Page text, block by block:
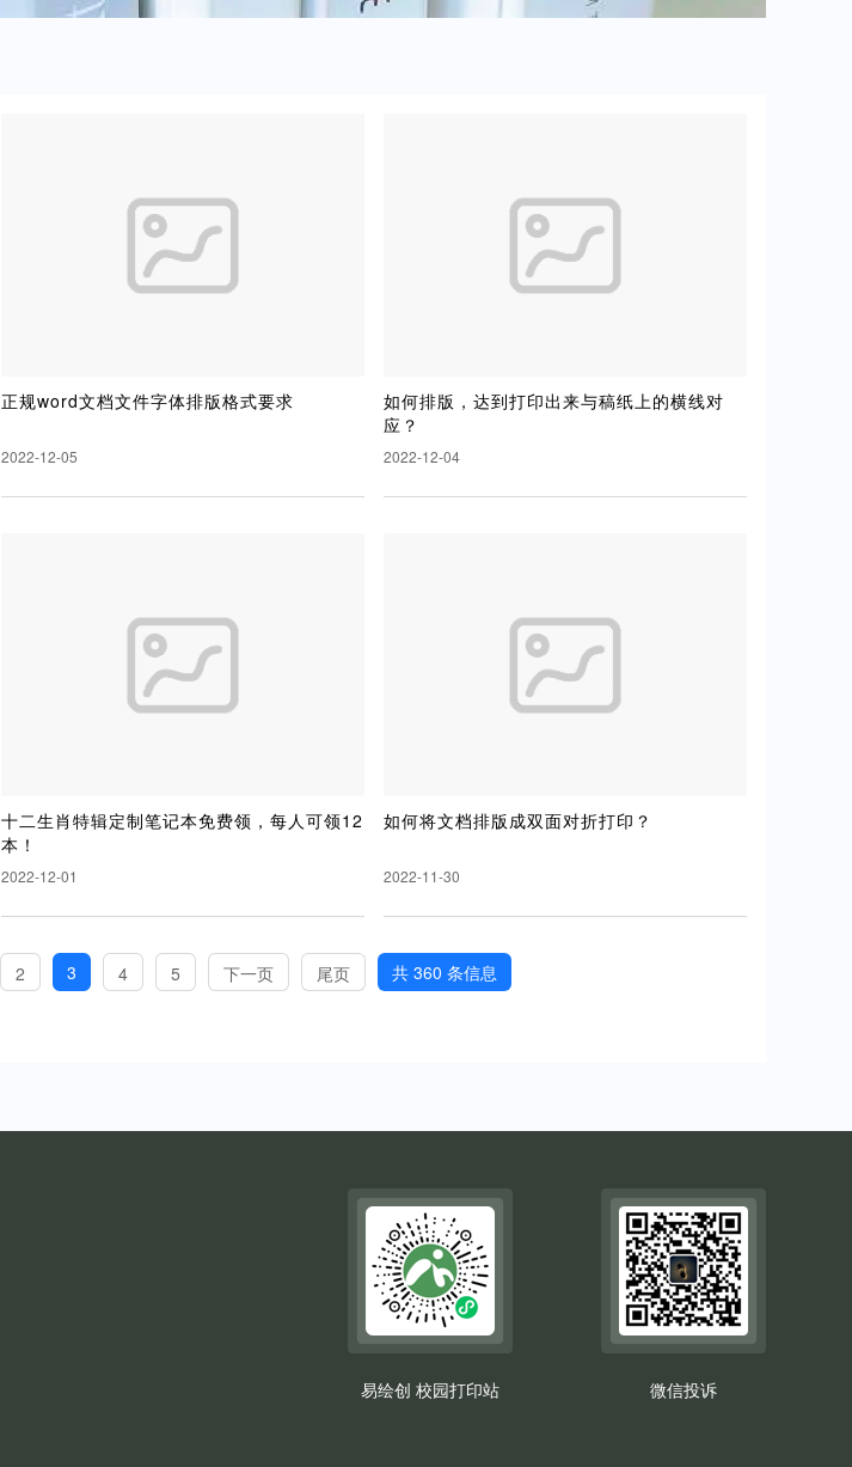
正规word文档文件字体排版格式要求
2022-12-05
如何排版，达到打印出来与稿纸上的横线对
应？
2022-12-04
十二生肖特辑定制笔记本免费领，每人可领12
本！
2022-12-01
如何将文档排版成双面对折打印？
2022-11-30
2 3 4 5 下一页 尾页 共 360 条信息
易绘创 校园打印站
微信投诉